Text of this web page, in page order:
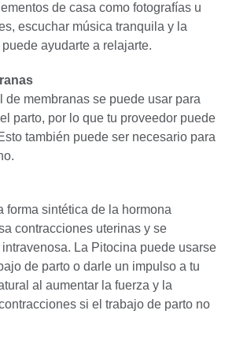
de casa como fotografías u
escuchar música tranquila y la
ayudarte a relajarte.
de membranas se puede usar para
parto, por lo que tu proveedor puede
también puede ser necesario para
forma sintética de la hormona
contracciones uterinas y se
La Pitocina puede usarse
de parto o darle un impulso a tu
al aumentar la fuerza y la
si el trabajo de parto no